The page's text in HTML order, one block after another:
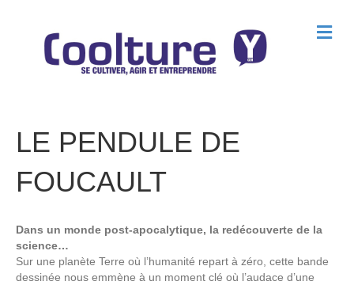
M
e
LE PENDULE DE
FOUCAULT
Dans un monde post-apocalytique, la redécouverte de la
science…
Sur une planète Terre où l’humanité repart à zéro, cette bande
dessinée nous emmène à un moment clé où l’audace d’une